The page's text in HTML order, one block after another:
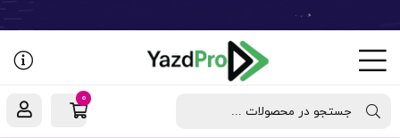
جستجو در محصولات ...
0